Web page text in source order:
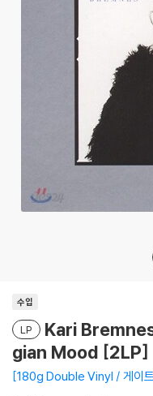
수입
LP
Kari
gian Mood [2LP]
180g Double Vinyl / 게이